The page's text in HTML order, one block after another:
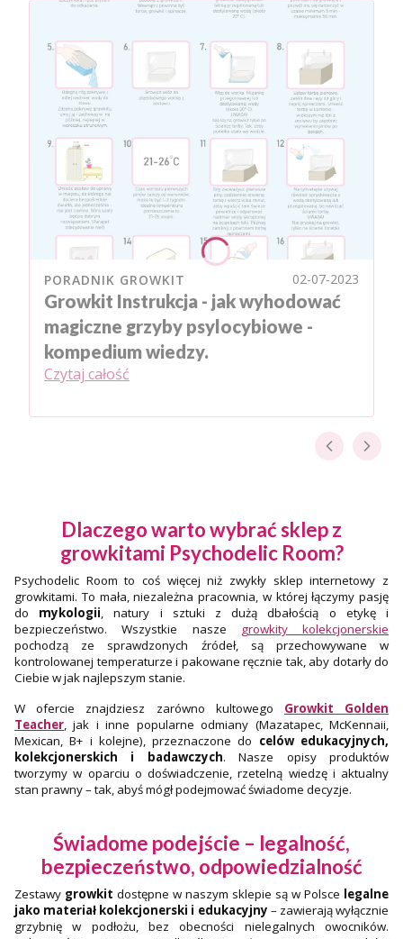
PORADNIK GROWKIT 02-07-2023
Growkit Instrukcja - jak wyhodować
magiczne grzyby psylocybiowe -
kompedium wiedzy.
Czytaj całość
Dlaczego warto wybrać sklep z
growkitami Psychodelic Room?
Psychodelic Room to coś więcej niż zwykły sklep internetowy z
growkitami. To mała, niezależna pracownia, w której łączymy pasję
do mykologii, natury i sztuki z dużą dbałością o etykę i
bezpieczeństwo. Wszystkie nasze growkity kolekcjonerskie
pochodzą ze sprawdzonych źródeł, są przechowywane w
kontrolowanej temperaturze i pakowane ręcznie tak, aby dotarły do
Ciebie w jak najlepszym stanie.
W ofercie znajdziesz zarówno kultowego Growkit Golden
Teacher, jak i inne popularne odmiany (Mazatapec, McKennaii,
Mexican, B+ i kolejne), przeznaczone do celów edukacyjnych,
kolekcjonerskich i badawczych. Nasze opisy produktów
tworzymy w oparciu o doświadczenie, rzetelną wiedzę i aktualny
stan prawny – tak, abyś mógł podejmować świadome decyzje.
Świadome podejście – legalność,
bezpieczeństwo, odpowiedzialność
Zestawy growkit dostępne w naszym sklepie są w Polsce legalne
jako materiał kolekcjonerski i edukacyjny – zawierają wyłącznie
grzybnię w podłożu, bez obecności nielegalnych owocników.